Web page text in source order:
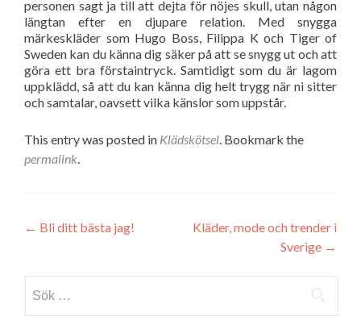
personen sagt ja till att dejta för nöjes skull, utan någon
längtan efter en djupare relation. Med snygga
märkeskläder som Hugo Boss, Filippa K och Tiger of
Sweden kan du känna dig säker på att se snygg ut och att
göra ett bra förstaintryck. Samtidigt som du är lagom
uppklädd, så att du kan känna dig helt trygg när ni sitter
och samtalar, oavsett vilka känslor som uppstår.
This entry was posted in Klädskötsel. Bookmark the
permalink.
Inläggsnavigering
← Bli ditt bästa jag!
Kläder, mode och trender i
Sverige →
efter: